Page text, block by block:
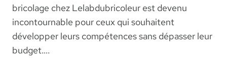
bricolage chez Lelabdubricoleur est devenu
incontournable pour ceux qui souhaitent
développer leurs compétences sans dépasser leur
budget….